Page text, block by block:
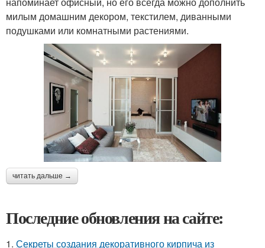
милым домашним декором, текстилем, диванными
подушками или комнатными растениями.
читать дальше →
Последние обновления на сайте:
1. Секреты создания декоративного кирпича из